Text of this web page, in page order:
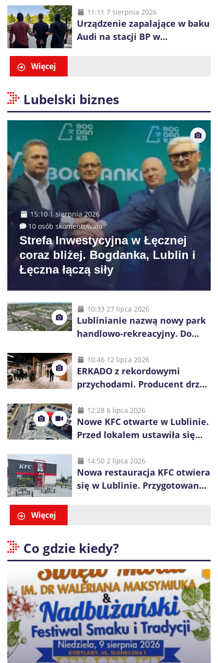
alkohol i perfumy
11:11 7 sierpnia 2026
Urządzenie zapalające w baku
Audi na stacji BP w
Więcej
Lubelski biznes
15:10 1 sierpnia 2026
10 osób skomentowało
Strefa Inwestycyjna w Łęcznej
coraz bliżej. Bogdanka, Lublin i
Łęczna łączą siły
10:33 27 lipca 2026
Lublinianie nazwą nowy park
handlowo-rekreacyjny. Do
10:46 12 lipca 2026
ERKADO z rekordowymi
przychodami. Producent drzwi
inwestycje
12:28 6 lipca 2026
Nowe KFC otwarte w Lublinie.
Przed lokalem ustawiła się
14:50 2 lipca 2026
Nowa restauracja KFC otwiera
się w Lublinie. Przygotowano
Więcej
Co gdzie kiedy?